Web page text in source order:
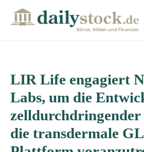
Börse, Aktien und Finanzen
LIR Life engagiert
Labs, um die
die transdermale